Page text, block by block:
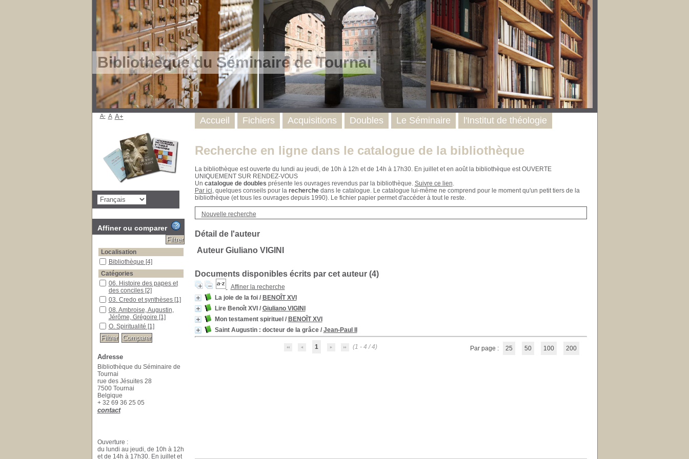
Bibliothèque du Séminaire de Tournai
Recherche en ligne dans le catalogue de la bibliothèque
La bibliothèque est ouverte du lundi au jeudi, de 10h à 12h et de 14h à 17h30. En juillet et en août la bibliothèque est OUVERTE
UNIQUEMENT SUR RENDEZ-VOUS
Un catalogue de doubles présente les ouvrages revendus par la bibliothèque. Suivre ce lien.
Par ici, quelques conseils pour la recherchedans le catalogue. Le catalogue lui-même ne comprend pour le moment qu'un petit tiers de la
bibliothèque (et tous les ouvrages depuis 1990). Le fichier papier permet d'accéder à tout le reste.
Nouvelle recherche
Détail de l'auteur
Auteur Giuliano VIGINI
Documents disponibles écrits par cet auteur (4)
Affiner la recherche
La joie de la foi/ BENOÎT XVI
Lire Benoît XVI / Giuliano VIGINI
Mon testament spirituel / BENOÎT XVI
Saint Augustin: docteur de la grâce/ Jean-Paul II
1 (1 - 4 / 4) Par page : 25 50 100 200
Accueil Fichiers Acquisitions Doubles Le Séminaire l'Institut de théologie
A- A A+
Affiner ou comparer
Localisation
Bibliothèque [4]
Catégories
06. Histoire des papes et
des conciles [2]
03. Credo et synthèses [1]
08. Ambroise, Augustin,
Jérôme, Grégoire [1]
O. Spiritualité [1]
Adresse
Bibliothèque du Séminaire de
Tournai
rue des Jésuites 28
7500 Tournai
Belgique
+ 32 69 36 25 05
contact
Ouverture :
du lundi au jeudi, de 10h à 12h
et de 14h à 17h30. En juillet et